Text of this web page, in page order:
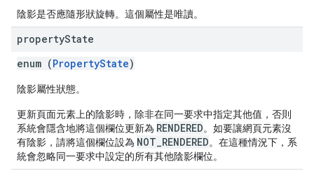
陰影是否應隨形狀旋轉。這個屬性是唯讀。
propertyState
enum (PropertyState)
陰影屬性狀態。
更新頁面元素上的陰影時，除非在同一要求中指定其他值，否則
系統會隱含地將這個欄位更新為 RENDERED。如要讓網頁元素沒
有陰影，請將這個欄位設為 NOT_RENDERED。在這種情況下，系
統會忽略同一要求中設定的所有其他陰影欄位。